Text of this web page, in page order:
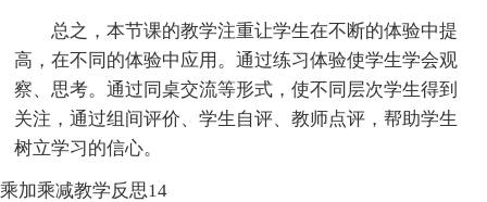
总之，本节课的教学注重让学生在不断的体验中提
高，在不同的体验中应用。通过练习体验使学生学会观
察、思考。通过同桌交流等形式，使不同层次学生得到
关注，通过组间评价、学生自评、教师点评，帮助学生
树立学习的信心。
乘加乘减教学反思14